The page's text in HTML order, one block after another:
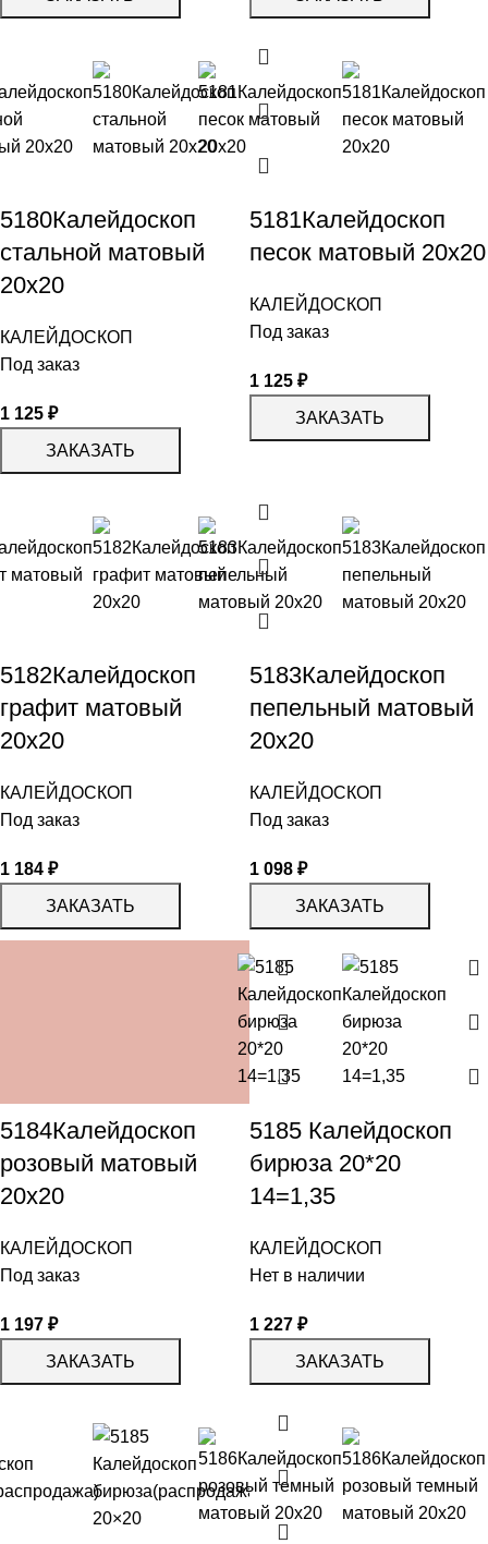
5180Калейдоскоп
стальной матовый
20х20
КАЛЕЙДОСКОП
Под заказ
1 125 ₽
ЗАКАЗАТЬ
5181Калейдоскоп
песок матовый 20х20
КАЛЕЙДОСКОП
Под заказ
1 125 ₽
ЗАКАЗАТЬ
5182Калейдоскоп
графит матовый
20х20
КАЛЕЙДОСКОП
Под заказ
1 184 ₽
ЗАКАЗАТЬ
5183Калейдоскоп
пепельный матовый
20х20
КАЛЕЙДОСКОП
Под заказ
1 098 ₽
ЗАКАЗАТЬ
5184Калейдоскоп
розовый матовый
20х20
КАЛЕЙДОСКОП
Под заказ
1 197 ₽
ЗАКАЗАТЬ
5185 Калейдоскоп
бирюза 20*20
14=1,35
КАЛЕЙДОСКОП
Нет в наличии
1 227 ₽
ЗАКАЗАТЬ